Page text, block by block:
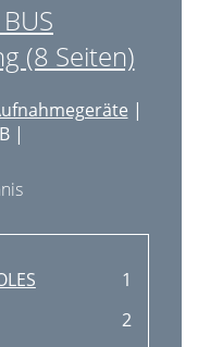
(8 Seiten)
|
|
1
2